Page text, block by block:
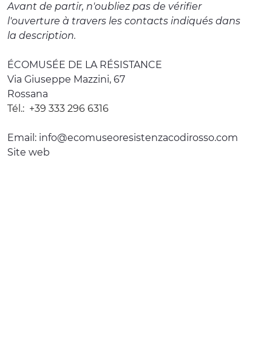
Avant de partir, n'oubliez pas de vérifier
l'ouverture à travers les contacts indiqués dans
la description.
ÉCOMUSÉE DE LA RÉSISTANCE
Via Giuseppe Mazzini, 67
Rossana
Tél.: +39 333 296 6316
Email: info@ecomuseoresistenzacodirosso.com
Site web